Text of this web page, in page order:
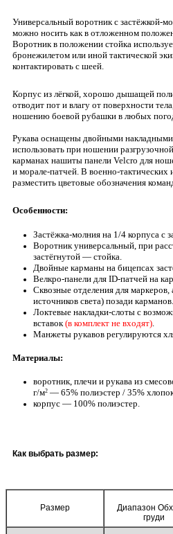
Универсальный воротник с застёжкой-
можно носить как в отложенном
Воротник в положении стойка
бронежилетом или иной тактической
контактировать с шеей.
Корпус из лёгкой, хорошо дышащей
отводит пот и влагу от поверхности
ношению боевой рубашки в любых
Рукава оснащены двойными
использовать при ношении
карманах нашиты панели Velcro для
и морале-патчей. В военно-тактических
разместить цветовые обозначения
Особенности:
Застёжка-молния на 1/4 корпуса с
Воротник универсальный, при
застёгнутой — стойка.
Двойные карманы на бицепсах
Велкро-панели для ID-патчей на
Сквозные отделения для
источников света) позади карманов.
Локтевые накладки-слоты с
вставок (в комплект не входят)
Манжеты рукавов регулируются
Материалы:
воротник, плечи и рукава из
г/м2 — 65% полиэстер / 35%
корпус — 100% полиэстер.
Как выбрать размер:
Размер
Диапазон
груди